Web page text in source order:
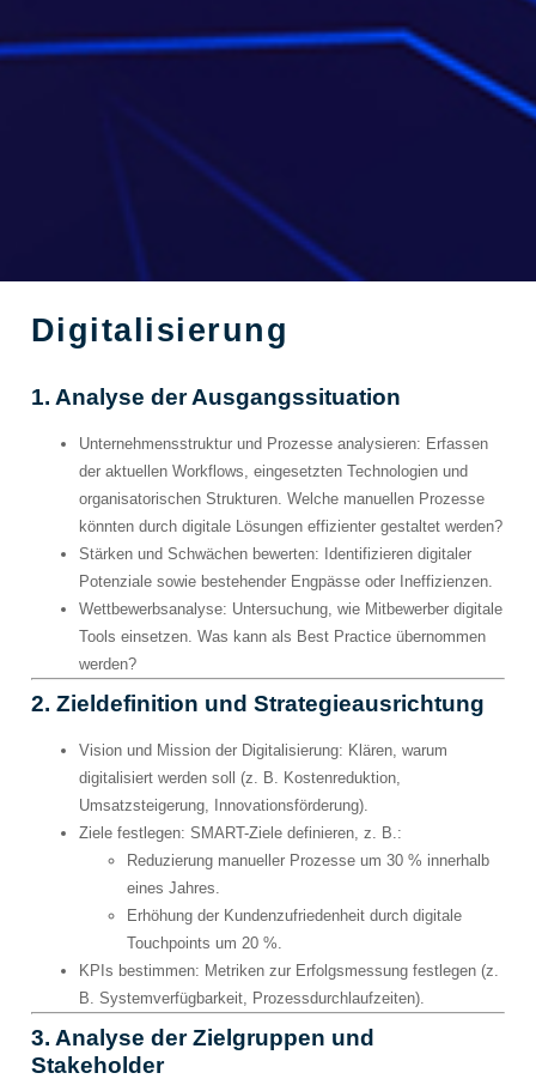
Digitalisierung
1. Analyse der Ausgangssituation
Unternehmensstruktur und Prozesse analysieren: Erfassen
der aktuellen Workflows, eingesetzten Technologien und
organisatorischen Strukturen. Welche manuellen Prozesse
könnten durch digitale Lösungen effizienter gestaltet werden?
Stärken und Schwächen bewerten: Identifizieren digitaler
Potenziale sowie bestehender Engpässe oder Ineffizienzen.
Wettbewerbsanalyse: Untersuchung, wie Mitbewerber digitale
Tools einsetzen. Was kann als Best Practice übernommen
werden?
2. Zieldefinition und Strategieausrichtung
Vision und Mission der Digitalisierung: Klären, warum
digitalisiert werden soll (z. B. Kostenreduktion,
Umsatzsteigerung, Innovationsförderung).
Ziele festlegen: SMART-Ziele definieren, z. B.:
Reduzierung manueller Prozesse um 30 % innerhalb
eines Jahres.
Erhöhung der Kundenzufriedenheit durch digitale
Touchpoints um 20 %.
KPIs bestimmen: Metriken zur Erfolgsmessung festlegen (z.
B. Systemverfügbarkeit, Prozessdurchlaufzeiten).
3. Analyse der Zielgruppen und
Stakeholder